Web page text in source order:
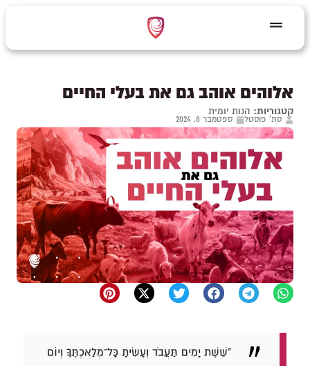
אלוהים אוהב גם את בעלי החיים
קטגוריות: הגות יומית
סת' פוסטל ספטמבר 8, 2024
"שֵׁשֶׁת יָמִים תַּעֲבֹד וְעָשִׂיתָ כָּל־מְלַאכְתֶּךָ׃ וְיוֹם